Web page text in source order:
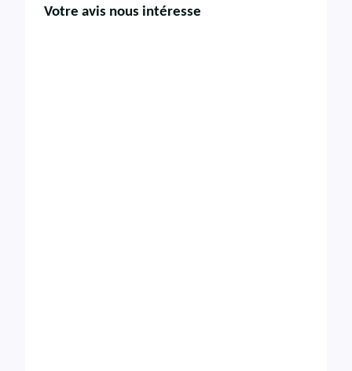
Votre avis nous intéresse